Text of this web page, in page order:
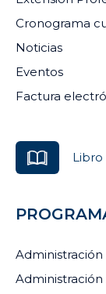
Cronograma
Noticias
Eventos
Factura